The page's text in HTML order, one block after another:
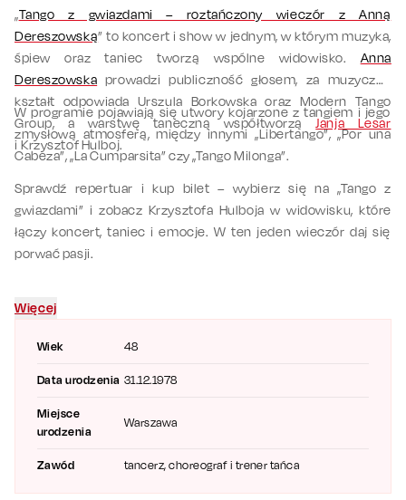
Wiek 48
Data urodzenia 31.12.1978
Miejsce
urodzenia
Warszawa
Zawód tancerz, choreograf i trener tańca
„Tango z gwiazdami – roztańczony wieczór z Anną
Dereszowską” to koncert i show w jednym, w którym muzyka,
śpiew oraz taniec tworzą wspólne widowisko. Anna
Dereszowska prowadzi publiczność głosem, za muzyczny
kształt odpowiada Urszula Borkowska oraz Modern Tango
Group, a warstwę taneczną współtworzą Janja Lesar
i Krzysztof Hulboj.
W programie pojawiają się utwory kojarzone z tangiem i jego
zmysłową atmosferą, między innymi „Libertango”, „Por una
Cabeza”, „La Cumparsita” czy „Tango Milonga”.
Sprawdź repertuar i kup bilet – wybierz się na „Tango z
gwiazdami” i zobacz Krzysztofa Hulboja w widowisku, które
łączy koncert, taniec i emocje. W ten jeden wieczór daj się
porwać pasji.
Więcej